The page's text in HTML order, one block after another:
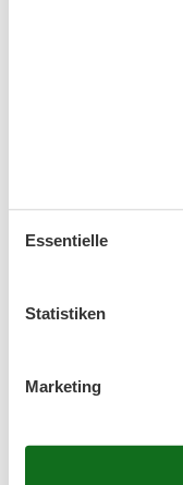
Magdalena J.|21.
Essentielle
Statistiken
Marketing